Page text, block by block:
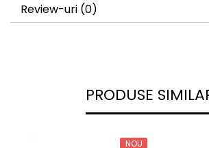
Review-uri (0)
PRODUSE
NOU